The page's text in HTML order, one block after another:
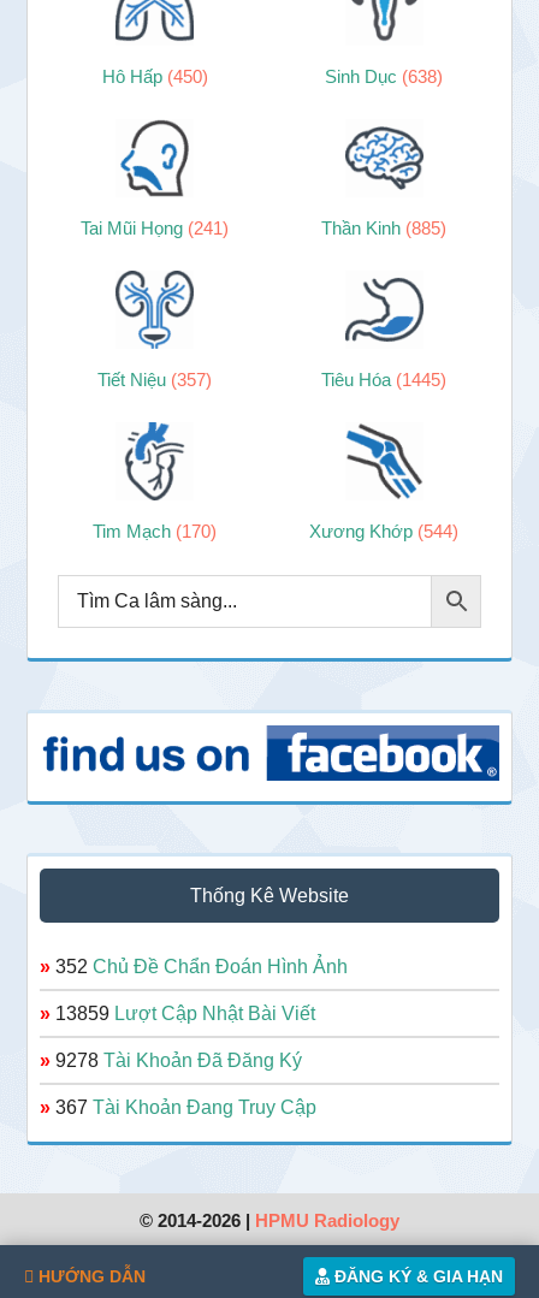
Hô Hấp (450) Sinh Dục (638)
Tai Mũi Họng (241) Thần Kinh (885)
Tiết Niệu (357) Tiêu Hóa (1445)
Tim Mạch (170) Xương Khớp (544)
Thống Kê Website
» 352Chủ Đề Chẩn Đoán Hình Ảnh
» 13859 Lượt Cập Nhật Bài Viết
» 9278Tài Khoản Đã Đăng Ký
» 367Tài Khoản Đang Truy Cập
© 2014-2026 | HPMU Radiology
HƯỚNG DẪN ĐĂNG KÝ & GIA HẠN